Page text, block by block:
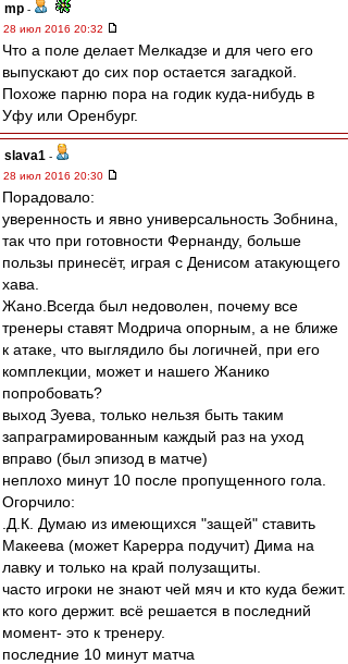
mp -
28 июл 2016 20:32
Что а поле делает Мелкадзе и для чего его
выпускают до сих пор остается загадкой.
Похоже парню пора на годик куда-нибудь в
Уфу или Оренбург.
slava1 -
28 июл 2016 20:30
Порадовало:
уверенность и явно универсальность Зобнина,
так что при готовности Фернанду, больше
пользы принесёт, играя с Денисом атакующего
хава.
Жано.Всегда был недоволен, почему все
тренеры ставят Модрича опорным, а не ближе
к атаке, что выглядило бы логичней, при его
комплекции, может и нашего Жанико
попробовать?
выход Зуева, только нельзя быть таким
запраграмированным каждый раз на уход
вправо (был эпизод в матче)
неплохо минут 10 после пропущенного гола.
Огорчило:
.Д.К. Думаю из имеющихся "защей" ставить
Макеева (может Карерра подучит) Дима на
лавку и только на край полузащиты.
часто игроки не знают чей мяч и кто куда бежит.
кто кого держит. всё решается в последний
момент- это к тренеру.
последние 10 минут матча